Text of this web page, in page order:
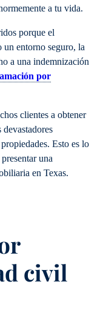
a tu vida.
porque el
entorno seguro, la
a una indemnización
por
clientes a obtener
Esto es lo
una
en Texas.
civil